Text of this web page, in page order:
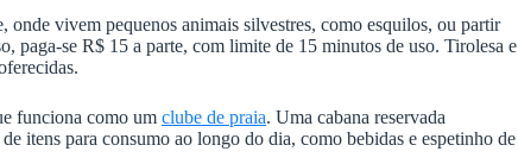
vivem pequenos animais silvestres, como esquilos, ou partir
paga-se R$ 15 a parte, com limite de 15 minutos de uso. Tirolesa e
funciona como um clube de praia. Uma cabana reservada
itens para consumo ao longo do dia, como bebidas e espetinho de